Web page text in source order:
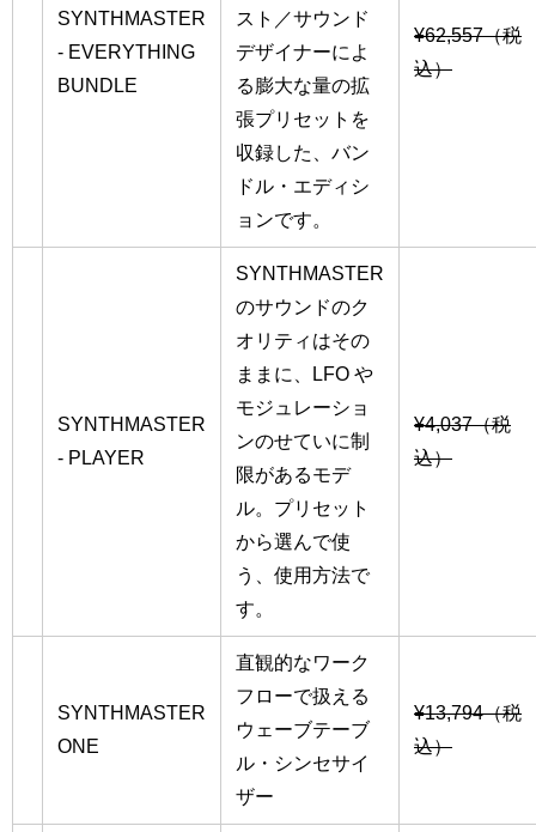
SYNTHMASTER
- EVERYTHING
BUNDLE
スト／サウンド
デザイナーによ
る膨大な量の拡
張プリセットを
収録した、バン
ドル・エディシ
ョンです。
¥62,557（税
込）
SYNTHMASTER
- PLAYER
SYNTHMASTER
のサウンドのク
オリティはその
ままに、LFO や
モジュレーショ
ンのせていに制
限があるモデ
ル。プリセット
から選んで使
う、使用方法で
す。
¥4,037（税
込）
SYNTHMASTER
ONE
直観的なワーク
フローで扱える
ウェーブテーブ
ル・シンセサイ
ザー
¥13,794（税
込）